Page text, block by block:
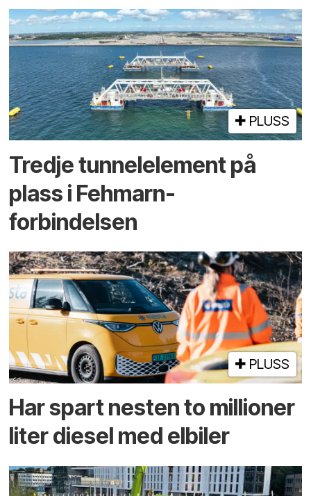
PLUSS
Tredje tunnel­element på
plass i Fehmarn-
forbindelsen
PLUSS
Har spart nesten to millioner
liter diesel med elbiler